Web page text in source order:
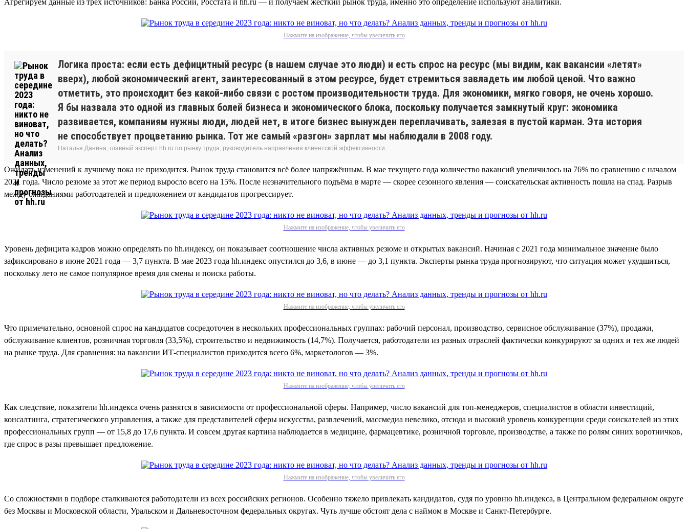
Нажмите на изображение, чтобы увеличить его
Логика проста: если есть дефицитный ресурс (в нашем случае это люди) и есть спрос на ресурс (мы видим, как вакансии «летят»
вверх), любой экономический агент, заинтересованный в этом ресурсе, будет стремиться завладеть им любой ценой. Что важно
отметить, это происходит без какой-либо связи с ростом производительности труда. Для экономики, мягко говоря, не очень хорошо.
Я бы назвала это одной из главных болей бизнеса и экономического блока, поскольку получается замкнутый круг: экономика
развивается, компаниям нужны люди, людей нет, в итоге бизнес вынужден переплачивать, залезая в пустой карман. Эта история
не способствует процветанию рынка. Тот же самый «разгон» зарплат мы наблюдали в 2008 году.
Наталья Данина, главный эксперт hh.ru по рынку труда, руководитель направления клиентской эффективности
Ожидать изменений к лучшему пока не приходится. Рынок труда становится всё более напряжённым. В мае текущего года количество вакансий увеличилось на 76% по сравнению с началом
2021 года. Число резюме за этот же период выросло всего на 15%. После незначительного подъёма в марте — скорее сезонного явления — соискательская активность пошла на спад. Разрыв
между ожиданиями работодателей и предложением от кандидатов прогрессирует.
Нажмите на изображение, чтобы увеличить его
Уровень дефицита кадров можно определять по hh.индексу, он показывает соотношение числа активных резюме и открытых вакансий. Начиная с 2021 года минимальное значение было
зафиксировано в июне 2021 года — 3,7 пункта. В мае 2023 года hh.индекс опустился до 3,6, в июне — до 3,1 пункта. Эксперты рынка труда прогнозируют, что ситуация может ухудшиться,
поскольку лето не самое популярное время для смены и поиска работы.
Нажмите на изображение, чтобы увеличить его
Что примечательно, основной спрос на кандидатов сосредоточен в нескольких профессиональных группах: рабочий персонал, производство, сервисное обслуживание (37%), продажи,
обслуживание клиентов, розничная торговля (33,5%), строительство и недвижимость (14,7%). Получается, работодатели из разных отраслей фактически конкурируют за одних и тех же людей
на рынке труда. Для сравнения: на вакансии ИТ-специалистов приходится всего 6%, маркетологов — 3%.
Нажмите на изображение, чтобы увеличить его
Как следствие, показатели hh.индекса очень разнятся в зависимости от профессиональной сферы. Например, число вакансий для топ-менеджеров, специалистов в области инвестиций,
консалтинга, стратегического управления, а также для представителей сферы искусства, развлечений, массмедиа невелико, отсюда и высокий уровень конкуренции среди соискателей из этих
профессиональных групп — от 15,8 до 17,6 пункта. И совсем другая картина наблюдается в медицине, фармацевтике, розничной торговле, производстве, а также по ролям синих воротничков,
где спрос в разы превышает предложение.
Нажмите на изображение, чтобы увеличить его
Со сложностями в подборе сталкиваются работодатели из всех российских регионов. Особенно тяжело привлекать кандидатов, судя по уровню hh.индекса, в Центральном федеральном округе
без Москвы и Московской области, Уральском и Дальневосточном федеральных округах. Чуть лучше обстоят дела с наймом в Москве и Санкт-Петербурге.